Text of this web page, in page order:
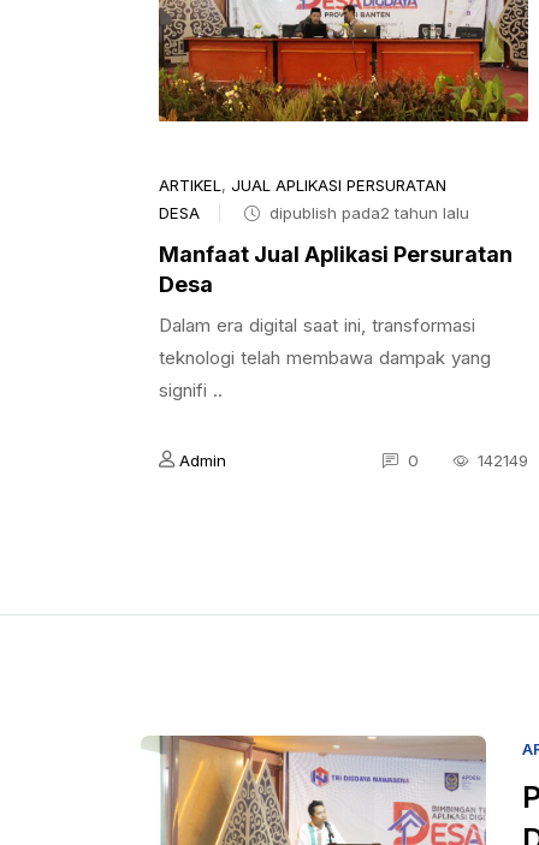
ARTIKEL , JUAL APLIKASI PERSURATAN
DESA
dipublish pada2 tahun lalu
Manfaat Jual Aplikasi Persuratan
Desa
Dalam era digital saat ini, transformasi
teknologi telah membawa dampak yang
signifi ..
Admin 0 142149